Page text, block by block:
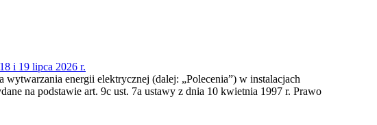
i 19 lipca 2026 r.
energii elektrycznej (dalej: „Polecenia”) w instalacjach
na podstawie art. 9c ust. 7a ustawy z dnia 10 kwietnia 1997 r. Prawo